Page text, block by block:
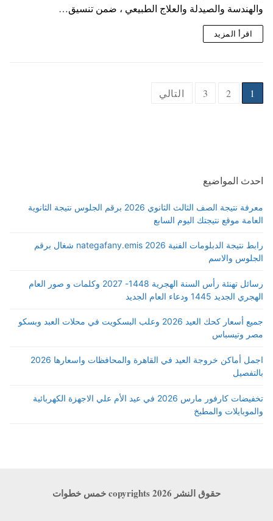
والهندسة والصيدلة والعلاج الطبيعي ، ضمن تنسيق…
اقرأ المزيد
Posts
1
2
3 التالي
احدث المواضيع
معرفة نتيجة الصف الثالث الثانوي 2026 برقم الجلوس نتيجة الثانوية
العامة موقع نتيجتك اليوم السابع
رابط نتيجة الدبلومات الفنية 2026 nategafany.emis شغال برقم
الجلوس والاسم
رسائل تهنئة رأس السنة الهجرية 1448- 2027 وكلمات و صور العام
الهجري الجديد 1445 ودعاء العام الجديد
جميع أسعار كحك العيد 2026 وعلب البسكويت في محلات العبد وبسكو
مصر وتيسباس
اجمل أماكن خروجة العيد في القاهرة والمحافظات واسعارها 2026
بالتفصيل
تخفيضات كارفور مارس 2026 في عيد الأم علي الاجهزة الكهربائية
والموبايلات والمطبخ
حقوق النشر copyrights 2026 خمس خطوات